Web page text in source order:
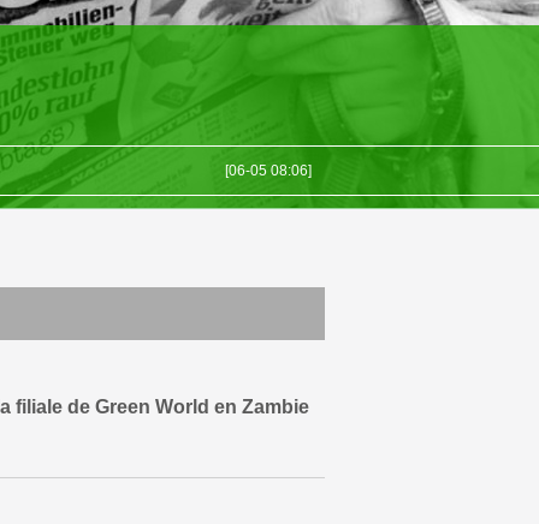
[06-05 08:06]
[05-27 09:05]
filiale de Green World en Zambie